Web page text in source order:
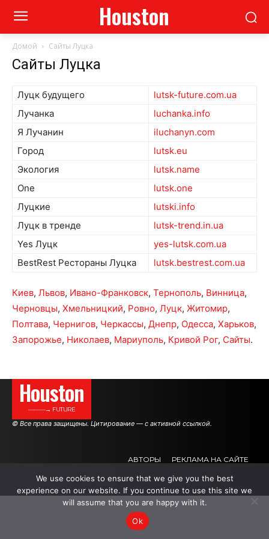
Houston
Домой Сайты Луцка
Сайты Луцка
Луцк будущего
lutsk-future.com.ua
Лучанка
luchanka.info
Я Лучанин
iluchanyn.com
Город
lutsk.eu
Экология
lutsk.name
One
lutsk.one
Луцкие
lutski.info
Луцк в тренде
lutsk-trend.in.ua
Yes Луцк
yes-lutsk.com.ua
BestRest Рестораны Луцка
lutsk.bestrest.com.ua
Киев, Львов, Ивано-Франковск, Тернополь, Винница,
Черновцы, Хмельницкий, Ровно, Луцк, Житомир,
Полтава, Чернигов, Черкассы, Днепр, Одесса, Харьков,
Запорожье, Николаев, Мариуполь, Кривой Рог, Сайты.
Houston
———→ FUTURE
© Все права защищены. Цитирование — с активной ссылкой.
АВТОРЫ РЕКЛАМА НА САЙТЕ
We use cookies to ensure that we give you the best
experience on our website. If you continue to use this site we
will assume that you are happy with it.
Ok